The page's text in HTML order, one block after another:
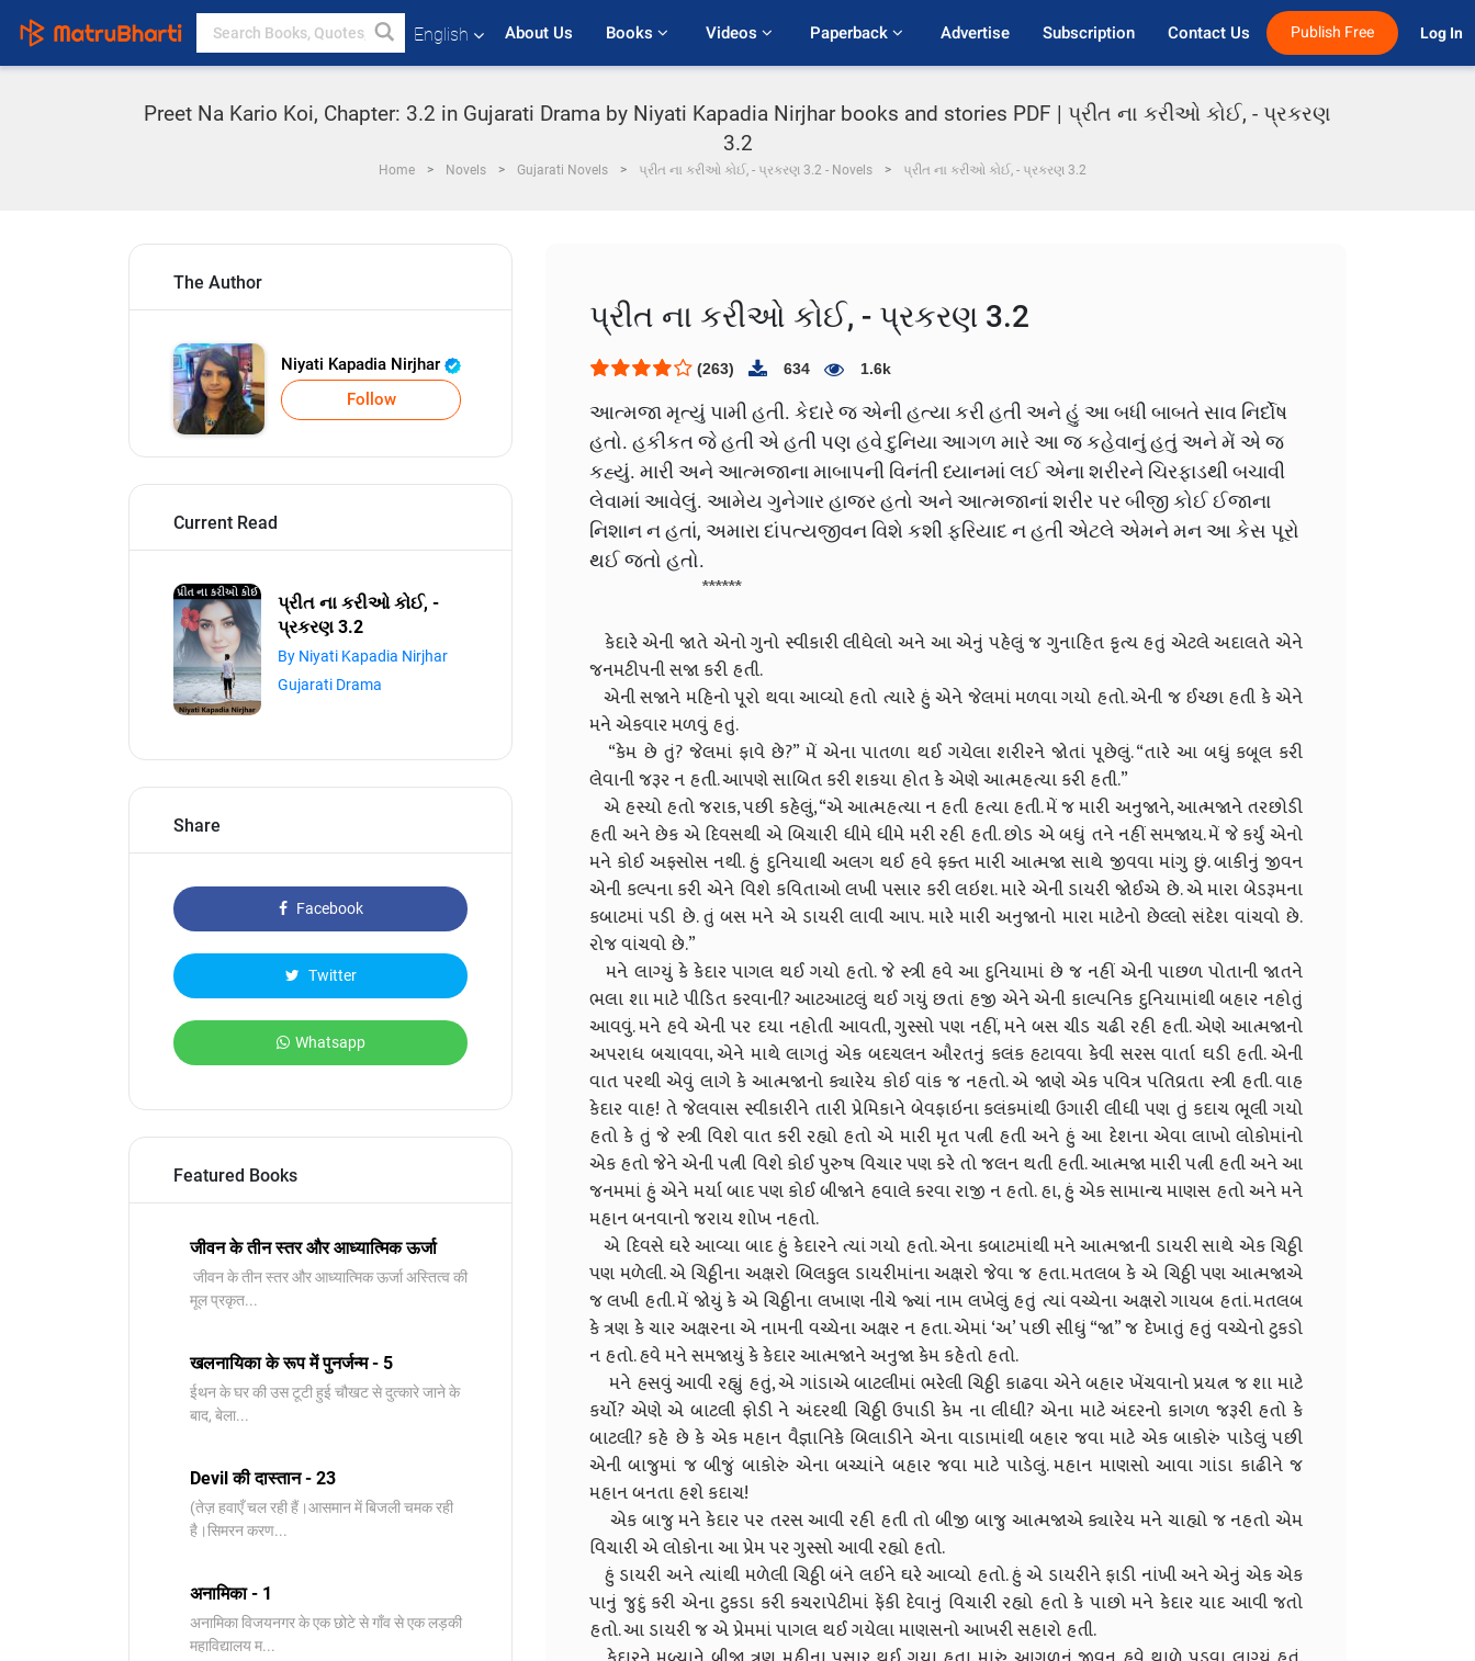
English About Us Books Videos Paperback Advertise Subscription Contact Us Publish Free Log In
Preet Na Kario Koi, Chapter: 3.2 in Gujarati Drama by Niyati Kapadia Nirjhar books and stories PDF | પ્રીત ના કરીઓ કોઈ, - પ્રકરણ
3.2
Home Novels Gujarati Novels પ્રીત ના કરીઓ કોઈ, - પ્રકરણ 3.2 - Novels પ્રીત ના કરીઓ કોઈ, - પ્રકરણ 3.2
The Author
Niyati Kapadia Nirjhar
Follow
Current Read
પ્રીત ના કરીઓ કોઈ, -
પ્રકરણ 3.2
By Niyati Kapadia Nirjhar
Gujarati Drama
Share
Facebook
Twitter
Whatsapp
Featured Books
जीवन के तीन स्तर और आध्यात्मिक ऊर्जा
जीवन के तीन स्तर और आध्यात्मिक ऊर्जा अस्तित्व की
मूल प्रकृत...
खलनायिका के रूप में पुनर्जन्म - 5
ईथन के घर की उस टूटी हुई चौखट से दुत्कारे जाने के
बाद, बेला...
Devil की दास्तान - 23
(तेज़ हवाएँ चल रही हैं।आसमान में बिजली चमक रही
है।सिमरन करण...
अनामिका - 1
अनामिका विजयनगर के एक छोटे से गाँव से एक लड़की
महाविद्यालय म...
પ્રીત ના કરીઓ કોઈ, - પ્રકરણ 3.2
(263) 634 1.6k
આત્મજા મૃત્યું પામી હતી. કેદારે જ એની હત્યા કરી હતી અને હું આ બધી બાબતે સાવ નિર્દોષ
હતો. હકીકત જે હતી એ હતી પણ હવે દુનિયા આગળ મારે આ જ કહેવાનું હતું અને મેં એ જ
કહ્યું. મારી અને આત્મજાના માબાપની વિનંતી ધ્યાનમાં લઈ એના શરીરને ચિરફાડથી બચાવી
લેવામાં આવેલું. આમેય ગુનેગાર હાજર હતો અને આત્મજાનાં શરીર પર બીજી કોઈ ઈજાના
નિશાન ન હતાં, અમારા દાંપત્યજીવન વિશે કશી ફરિયાદ ન હતી એટલે એમને મન આ કેસ પૂરો
થઈ જતો હતો.
******
કેદારે એની જાતે એનો ગુનો સ્વીકારી લીધેલો અને આ એનું પહેલું જ ગુનાહિત કૃત્ય હતું એટલે અદાલતે એને
જનમટીપની સજા કરી હતી.
એની સજાને મહિનો પૂરો થવા આવ્યો હતો ત્યારે હું એને જેલમાં મળવા ગયો હતો. એની જ ઈચ્છા હતી કે એને
મને એકવાર મળવું હતું.
“કેમ છે તું? જેલમાં ફાવે છે?” મેં એના પાતળા થઈ ગયેલા શરીરને જોતાં પૂછેલું. “તારે આ બધું કબૂલ કરી
લેવાની જરૂર ન હતી. આપણે સાબિત કરી શકયા હોત કે એણે આત્મહત્યા કરી હતી.”
એ હસ્યો હતો જરાક, પછી કહેલું, “એ આત્મહત્યા ન હતી હત્યા હતી. મેં જ મારી અનુજાને, આત્મજાને તરછોડી
હતી અને છેક એ દિવસથી એ બિચારી ધીમે ધીમે મરી રહી હતી. છોડ એ બધું તને નહીં સમજાય. મેં જે કર્યું એનો
મને કોઈ અફસોસ નથી. હું દુનિયાથી અલગ થઈ હવે ફક્ત મારી આત્મજા સાથે જીવવા માંગુ છું. બાકીનું જીવન
એની કલ્પના કરી એને વિશે કવિતાઓ લખી પસાર કરી લઇશ. મારે એની ડાયરી જોઈએ છે. એ મારા બેડરૂમના
કબાટમાં પડી છે. તું બસ મને એ ડાયરી લાવી આપ. મારે મારી અનુજાનો મારા માટેનો છેલ્લો સંદેશ વાંચવો છે.
રોજ વાંચવો છે.”
મને લાગ્યું કે કેદાર પાગલ થઈ ગયો હતો. જે સ્ત્રી હવે આ દુનિયામાં છે જ નહીં એની પાછળ પોતાની જાતને
ભલા શા માટે પીડિત કરવાની? આટઆટલું થઈ ગયું છતાં હજી એને એની કાલ્પનિક દુનિયામાંથી બહાર નહોતું
આવવું. મને હવે એની પર દયા નહોતી આવતી, ગુસ્સો પણ નહીં, મને બસ ચીડ ચઢી રહી હતી. એણે આત્મજાનો
અપરાધ બચાવવા, એને માથે લાગતું એક બદચલન ઔરતનું કલંક હટાવવા કેવી સરસ વાર્તા ઘડી હતી. એની
વાત પરથી એવું લાગે કે આત્મજાનો ક્યારેય કોઈ વાંક જ નહતો. એ જાણે એક પવિત્ર પતિવ્રતા સ્ત્રી હતી. વાહ
કેદાર વાહ! તે જેલવાસ સ્વીકારીને તારી પ્રેમિકાને બેવફાઇના કલંકમાંથી ઉગારી લીધી પણ તું કદાચ ભૂલી ગયો
હતો કે તું જે સ્ત્રી વિશે વાત કરી રહ્યો હતો એ મારી મૃત પત્ની હતી અને હું આ દેશના એવા લાખો લોકોમાંનો
એક હતો જેને એની પત્ની વિશે કોઈ પુરુષ વિચાર પણ કરે તો જલન થતી હતી. આત્મજા મારી પત્ની હતી અને આ
જનમમાં હું એને મર્યા બાદ પણ કોઈ બીજાને હવાલે કરવા રાજી ન હતો. હા, હું એક સામાન્ય માણસ હતો અને મને
મહાન બનવાનો જરાય શોખ નહતો.
એ દિવસે ઘરે આવ્યા બાદ હું કેદારને ત્યાં ગયો હતો. એના કબાટમાંથી મને આત્મજાની ડાયરી સાથે એક ચિઠ્ઠી
પણ મળેલી. એ ચિઠ્ઠીના અક્ષરો બિલકુલ ડાયરીમાંના અક્ષરો જેવા જ હતા. મતલબ કે એ ચિઠ્ઠી પણ આત્મજાએ
જ લખી હતી. મેં જોયું કે એ ચિઠ્ઠીના લખાણ નીચે જ્યાં નામ લખેલું હતું ત્યાં વચ્ચેના અક્ષરો ગાયબ હતાં. મતલબ
કે ત્રણ કે ચાર અક્ષરના એ નામની વચ્ચેના અક્ષર ન હતા. એમાં ‘અ’ પછી સીધું “જા” જ દેખાતું હતું વચ્ચેનો ટુકડો
ન હતો. હવે મને સમજાયું કે કેદાર આત્મજાને અનુજા કેમ કહેતો હતો.
મને હસવું આવી રહ્યું હતું, એ ગાંડાએ બાટલીમાં ભરેલી ચિઠ્ઠી કાઢવા એને બહાર ખેંચવાનો પ્રયત્ન જ શા માટે
કર્યો? એણે એ બાટલી ફોડી ને અંદરથી ચિઠ્ઠી ઉપાડી કેમ ના લીધી? એના માટે અંદરનો કાગળ જરૂરી હતો કે
બાટલી? કહે છે કે એક મહાન વૈજ્ઞાનિકે બિલાડીને એના વાડામાંથી બહાર જવા માટે એક બાકોરું પાડેલું પછી
એની બાજુમાં જ બીજું બાકોરું એના બચ્ચાંને બહાર જવા માટે પાડેલું. મહાન માણસો આવા ગાંડા કાઢીને જ
મહાન બનતા હશે કદાચ!
એક બાજુ મને કેદાર પર તરસ આવી રહી હતી તો બીજી બાજુ આત્મજાએ ક્યારેય મને ચાહ્યો જ નહતો એમ
વિચારી એ લોકોના આ પ્રેમ પર ગુસ્સો આવી રહ્યો હતો.
હું ડાયરી અને ત્યાંથી મળેલી ચિઠ્ઠી બંને લઈને ઘરે આવ્યો હતો. હું એ ડાયરીને ફાડી નાંખી અને એનું એક એક
પાનું જુદું કરી એના ટુકડા કરી કચરાપેટીમાં ફેંકી દેવાનું વિચારી રહ્યો હતો કે પાછો મને કેદાર યાદ આવી જતો
હતો. આ ડાયરી જ એ પ્રેમમાં પાગલ થઈ ગયેલા માણસનો આખરી સહારો હતી.